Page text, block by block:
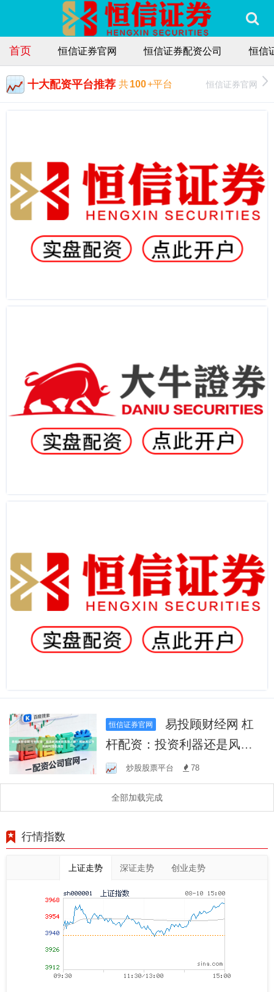
首页 恒信证券官网 恒信证券配资公司 恒信
十大配资平台推荐 共100+平台 恒信证券官网
恒信证券官网
易投顾财经网 杠
杆配资：投资利器还是风险
之源？揭秘其运作机制与潜
在风险
炒股股票平台 78
全部加载完成
行情指数
上证走势 深证走势 创业走势